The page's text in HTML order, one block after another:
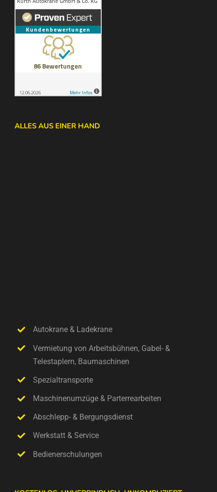
ALLES AUS EINER HAND
Autokrane & Ladekrane
Vermietung von Arbeitsbühnen, Gabel- &
Telestaplern, Baumaschinen
Spezialtransporte
Maschinenumzüge & Parterrearbeiten
Abschlepp- & Bergungsdienst
Werkstatt & Service
Bedienerschulungen